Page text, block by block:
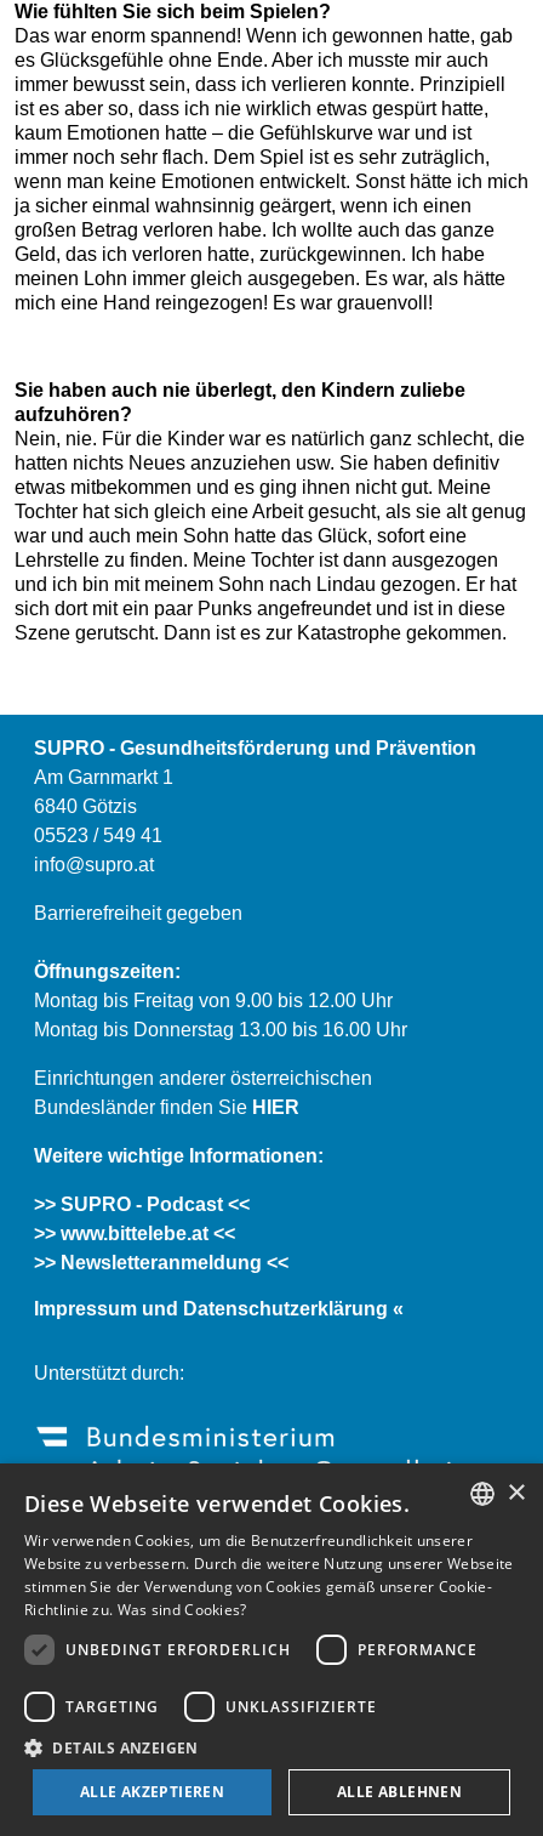
Wie fühlten Sie sich beim Spielen?
Das war enorm spannend! Wenn ich gewonnen hatte, gab
es Glücksgefühle ohne Ende. Aber ich musste mir auch
immer bewusst sein, dass ich verlieren konnte. Prinzipiell
ist es aber so, dass ich nie wirklich etwas gespürt hatte,
kaum Emotionen hatte – die Gefühlskurve war und ist
immer noch sehr flach. Dem Spiel ist es sehr zuträglich,
wenn man keine Emotionen entwickelt. Sonst hätte ich mich
ja sicher einmal wahnsinnig geärgert, wenn ich einen
großen Betrag verloren habe. Ich wollte auch das ganze
Geld, das ich verloren hatte, zurückgewinnen. Ich habe
meinen Lohn immer gleich ausgegeben. Es war, als hätte
mich eine Hand reingezogen! Es war grauenvoll!
Sie haben auch nie überlegt, den Kindern zuliebe
aufzuhören?
Nein, nie. Für die Kinder war es natürlich ganz schlecht, die
hatten nichts Neues anzuziehen usw. Sie haben definitiv
etwas mitbekommen und es ging ihnen nicht gut. Meine
Tochter hat sich gleich eine Arbeit gesucht, als sie alt genug
war und auch mein Sohn hatte das Glück, sofort eine
Lehrstelle zu finden. Meine Tochter ist dann ausgezogen
und ich bin mit meinem Sohn nach Lindau gezogen. Er hat
sich dort mit ein paar Punks angefreundet und ist in diese
Szene gerutscht. Dann ist es zur Katastrophe gekommen.
SUPRO - Gesundheitsförderung und Prävention
Am Garnmarkt 1
6840 Götzis
05523 / 549 41
info@supro.at
Barrierefreiheit gegeben
Öffnungszeiten:
Montag bis Freitag von 9.00 bis 12.00 Uhr
Montag bis Donnerstag 13.00 bis 16.00 Uhr
Einrichtungen anderer österreichischen
Bundesländer finden Sie HIER
Weitere wichtige Informationen:
>> SUPRO - Podcast <<
>> www.bittelebe.at <<
>> Newsletteranmeldung <<
Impressum und Datenschutzerklärung «
Unterstützt durch:
GERMAN
ENGLISH
×
Diese Webseite verwendet Cookies.
Wir verwenden Cookies, um die Benutzerfreundlichkeit unserer
Website zu verbessern. Durch die weitere Nutzung unserer Webseite
stimmen Sie der Verwendung von Cookies gemäß unserer Cookie-
Richtlinie zu. Was sind Cookies?
UNBEDINGT ERFORDERLICH
PERFORMANCE
TARGETING UNKLASSIFIZIERTE
DETAILS ANZEIGEN
ALLE AKZEPTIEREN ALLE ABLEHNEN